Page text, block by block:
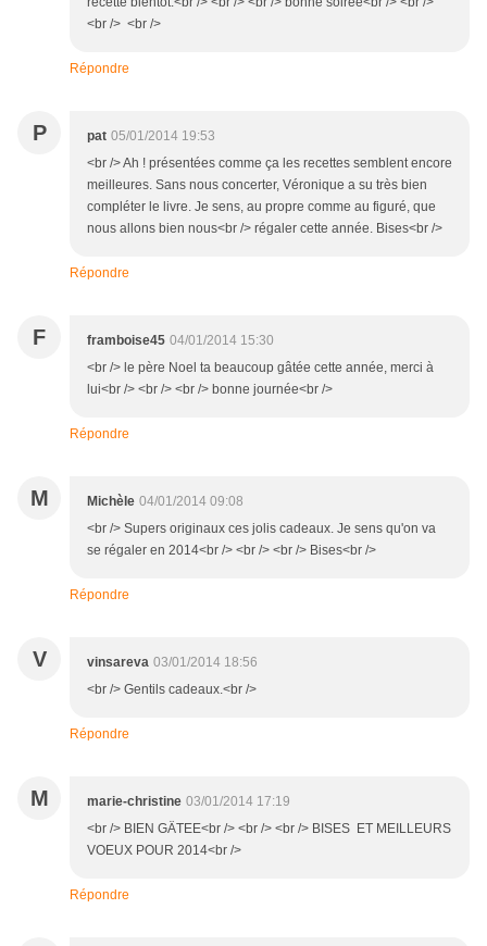
<br /> <br />
Répondre
P pat 05/01/2014 19:53
<br /> Ah ! présentées comme ça les recettes semblent encore
meilleures. Sans nous concerter, Véronique a su très bien
compléter le livre. Je sens, au propre comme au figuré, que
nous allons bien nous<br /> régaler cette année. Bises<br />
Répondre
F framboise45 04/01/2014 15:30
<br /> le père Noel ta beaucoup gâtée cette année, merci à
lui<br /> <br /> <br /> bonne journée<br />
Répondre
M Michèle 04/01/2014 09:08
<br /> Supers originaux ces jolis cadeaux. Je sens qu'on va
se régaler en 2014<br /> <br /> <br /> Bises<br />
Répondre
V vinsareva 03/01/2014 18:56
<br /> Gentils cadeaux.<br />
Répondre
M marie-christine 03/01/2014 17:19
<br /> BIEN GÄTEE<br /> <br /> <br /> BISES ET MEILLEURS
VOEUX POUR 2014<br />
Répondre